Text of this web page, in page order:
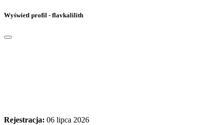
Wyświetl profil - flavkalilith
Rejestracja: 06 lipca 2026